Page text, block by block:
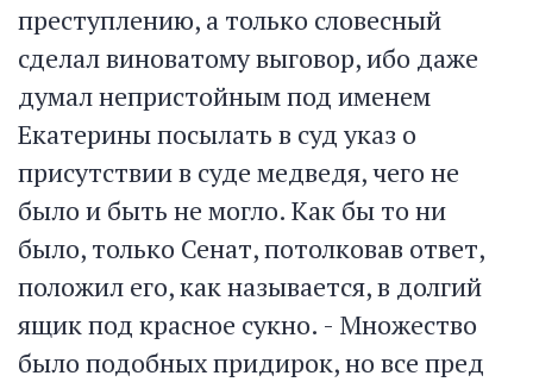
преступлению, а только словесный
сделал виноватому выговор, ибо даже
думал непристойным под именем
Екатерины посылать в суд указ о
присутствии в суде медведя, чего не
было и быть не могло. Как бы то ни
было, только Сенат, потолковав ответ,
положил его, как называется, в долгий
ящик под красное сукно. - Множество
было подобных придирок, но все пред